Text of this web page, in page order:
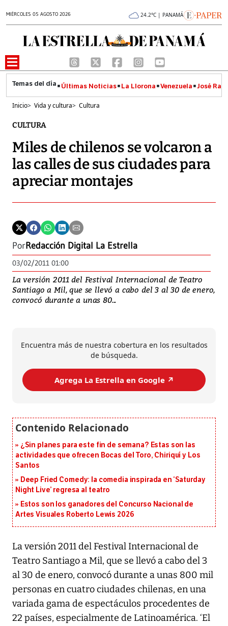
MIÉRCOLES 05 AGOSTO 2026 24.2°C | PANAMÁ
Últimas Noticias La Llorona Venezuela José
Inicio> Vida y cultura> Cultura
CULTURA
Miles de chilenos se volcaron a
las calles de sus ciudades para
apreciar montajes
PorRedacción Digital La Estrella
03/02/2011 01:00
La versión 2011 del Festival Internacional de Teatro
Santiago a Mil, que se llevó a cabo del 3 al 30 de enero,
convocó durante a unas 80...
Encuentra más de nuestra cobertura en los resultados
de búsqueda.
Agrega La Estrella en Google ↗️
¿Sin planes para este fin de semana? Estas son las
actividades que ofrecen Bocas del Toro, Chiriquí y Los
Santos
Deep Fried Comedy: la comedia inspirada en ‘Saturday
Night Live’ regresa al teatro
Estos son los ganadores del Concurso Nacional de
Artes Visuales Roberto Lewis 2026
La versión 2011 del Festival Internacional de
Teatro Santiago a Mil, que se llevó a cabo del 3
al 30 de enero, convocó durante a unas 800 mil
personas en cuatro ciudades chilenas, en una
variada gama de espectáculos procedentes de
22 países, especialmente de Latinoamérica. ‘El